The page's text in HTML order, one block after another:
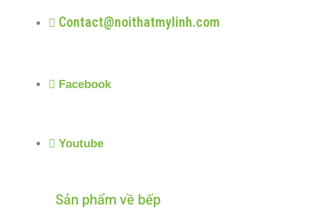
Contact@noithatmylinh.com
Facebook
Youtube
Sản phẩm về bếp